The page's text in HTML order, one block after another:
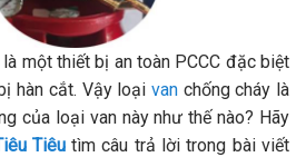
là một thiết bị an toàn PCCC đặc biệt
hàn cắt. Vậy loại vanchống cháy là
của loại van này như thế nào? Hãy
Tiêutìm câu trả lời trong bài viết